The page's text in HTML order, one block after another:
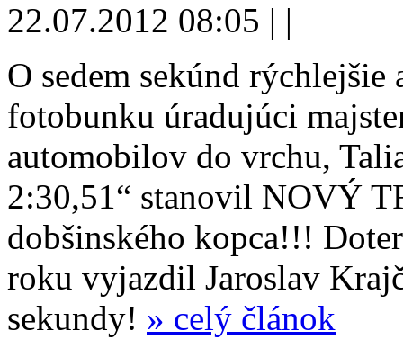
22.07.2012 08:05 | |
O sedem sekúnd
fotobunku úradujúci
automobilov do vrchu,
2:30,51“ stanovil NOVÝ
dobšinského kopca!!!
roku vyjazdil Jaroslav
sekundy! » celý článok